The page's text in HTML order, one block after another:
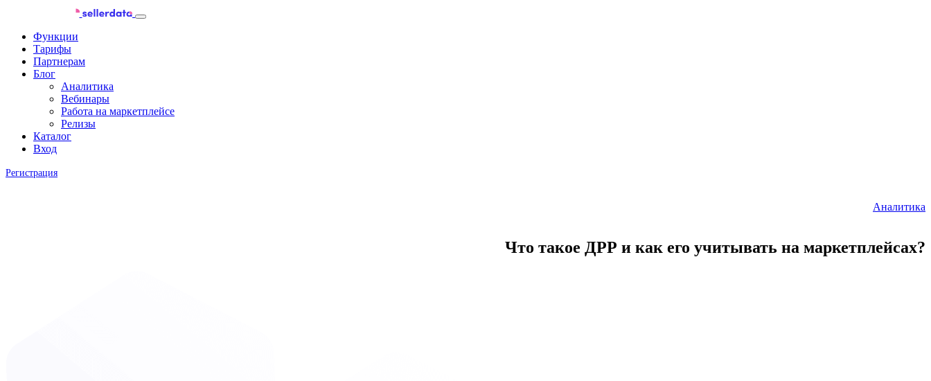
Функции
Тарифы
Партнерам
Блог
Аналитика
Вебинары
Работа на маркетплейсе
Релизы
Каталог
Вход
Регистрация
Аналитика
Что такое ДРР и как его учитывать на маркетплейсах?